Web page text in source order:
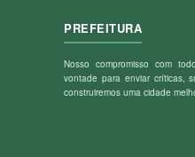
PREFEITURA
Nosso compromisso com
vontade para enviar críticas,
construiremos uma cidade